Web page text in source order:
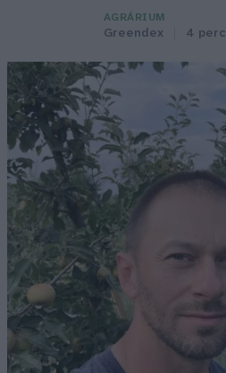
AGRÁRIUM
Greendex 4 perc